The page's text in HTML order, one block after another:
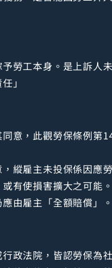
勞工本身。是上訴
」
意，此觀勞保條例第
縱雇主未投保係因應
有使損害擴大之可能
由雇主「全額賠償」
政法院，皆認勞保為